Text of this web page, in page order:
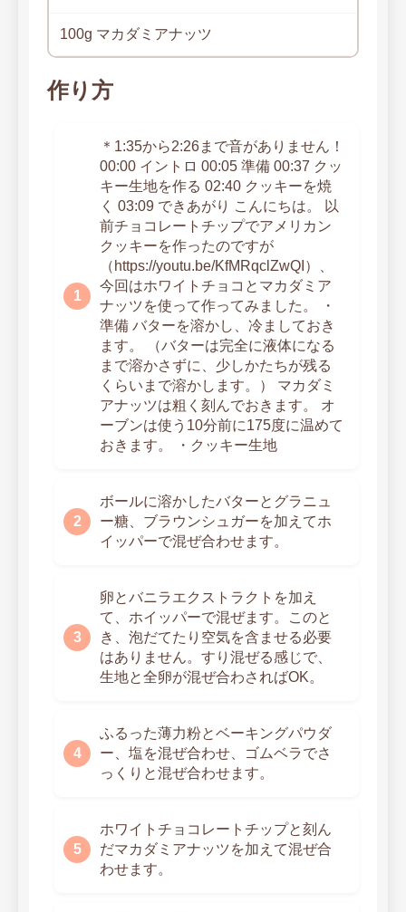
100g マカダミアナッツ
作り方
＊1:35から2:26まで音がありません！
00:00 イントロ 00:05 準備 00:37 クッ
キー生地を作る 02:40 クッキーを焼
く 03:09 できあがり こんにちは。 以
前チョコレートチップでアメリカン
クッキーを作ったのですが
（https://youtu.be/KfMRqclZwQI）、
今回はホワイトチョコとマカダミア
ナッツを使って作ってみました。 ・
準備 バターを溶かし、冷ましておき
ます。 （バターは完全に液体になる
まで溶かさずに、少しかたちが残る
くらいまで溶かします。） マカダミ
アナッツは粗く刻んでおきます。 オ
ーブンは使う10分前に175度に温めて
おきます。 ・クッキー生地
ボールに溶かしたバターとグラニュ
ー糖、ブラウンシュガーを加えてホ
イッパーで混ぜ合わせます。
卵とバニラエクストラクトを加え
て、ホイッパーで混ぜます。このと
き、泡だてたり空気を含ませる必要
はありません。すり混ぜる感じで、
生地と全卵が混ぜ合わさればOK。
ふるった薄力粉とベーキングパウダ
ー、塩を混ぜ合わせ、ゴムベラでさ
っくりと混ぜ合わせます。
ホワイトチョコレートチップと刻ん
だマカダミアナッツを加えて混ぜ合
わせます。